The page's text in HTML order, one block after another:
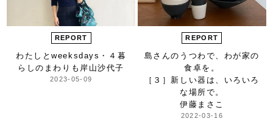
REPORT
わたしとweeksdays・４ 暮
らしのまわりも 岸山沙代子
2023-05-09
REPORT
島さんのうつわで、 わが家の
食卓を。
［３］新しい器は、 いろいろ
な場所で。
伊藤まさこ
2022-03-16